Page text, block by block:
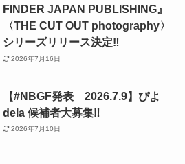
FINDER JAPAN PUBLISHING』
〈THE CUT OUT photography〉
シリーズリリース決定‼️
2026年7月16日
【#NBGF発表 2026.7.9】ぴよ
dela 候補者大募集‼️
2026年7月10日